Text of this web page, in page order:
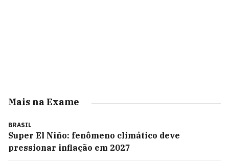
Mais na Exame
BRASIL
Super El Niño: fenômeno climático deve
pressionar inflação em 2027